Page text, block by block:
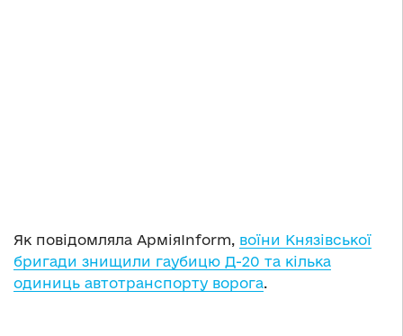
Як повідомляла АрміяInform, воїни Князівської
бригади знищили гаубицю Д-20 та кілька
одиниць автотранспорту ворога.